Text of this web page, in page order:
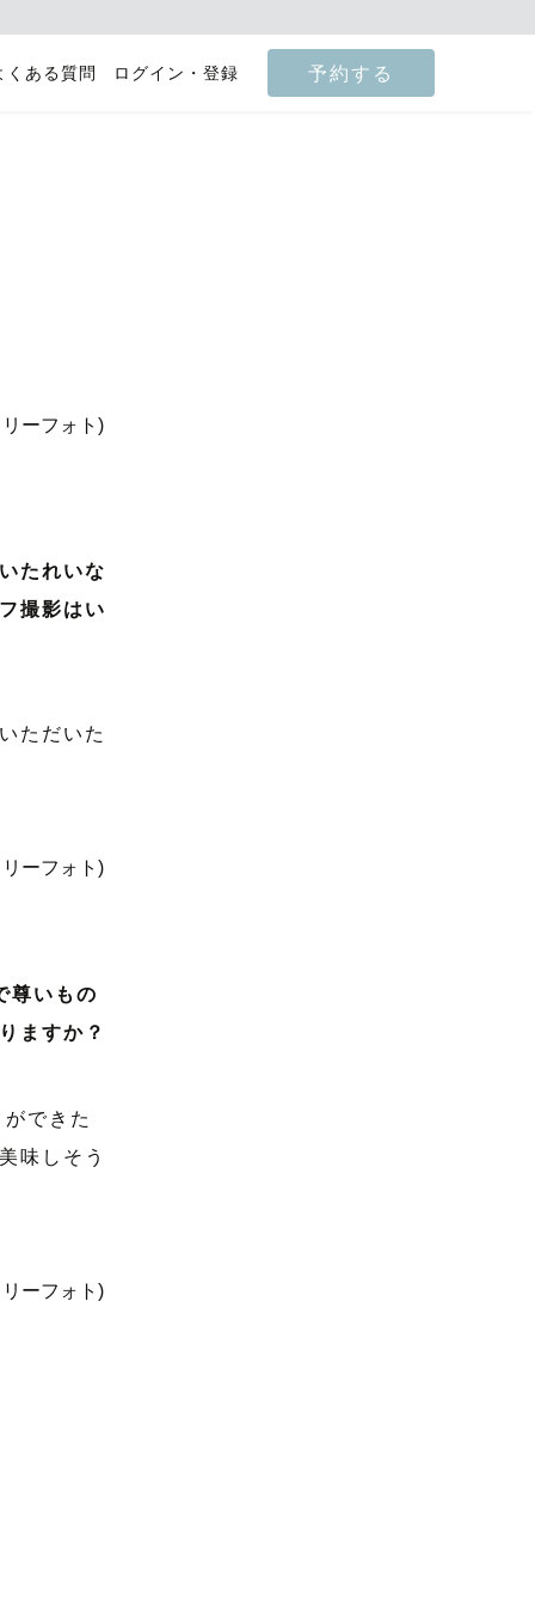
くある質問 ログイン・登録 予約する
たれいな
撮影はい
ただいた
尊いもの
ますか？
できた
味しそう